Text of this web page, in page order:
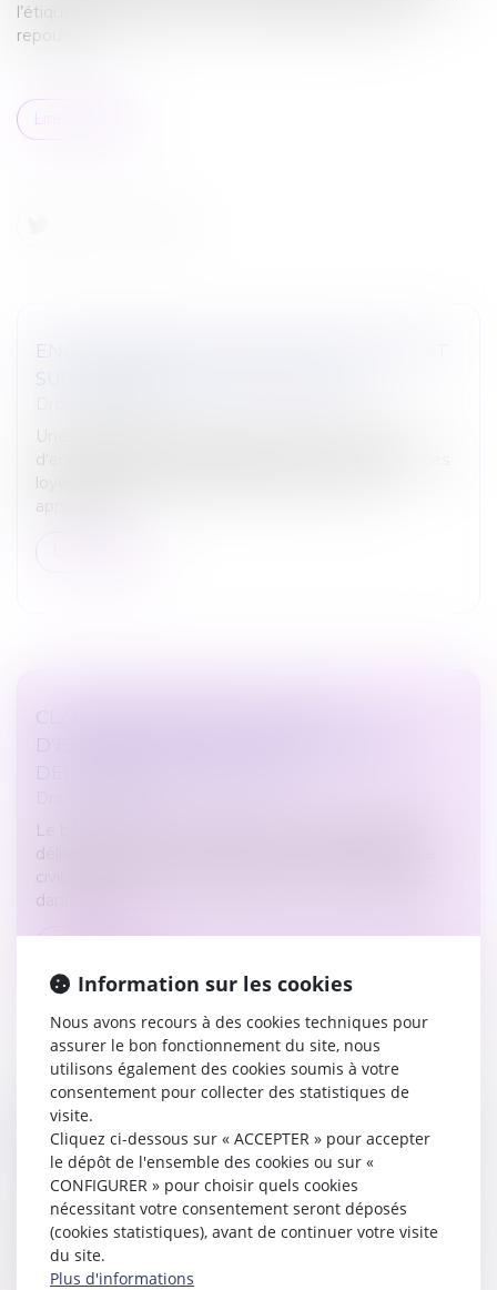
l’étiquette énergie, prévue pour 2025, pourrait être
repoussée...
Lire la suite
ENCADREMENT DES LOYERS : PETIT POINT
SUR LES SANCTIONS APPLICABLES
Une réponse ministérielle récapitule les moyens
d'encourager et de faire respecter l'encadrement des
loyers des logements dans les zones où il est
applicable...
CLAUSE DE NON-RECOURS : PAS
D’EXONÉRATION DE L’OBLIGATION DE
DÉLIVRANCE DU BAILLEUR
Le bailleur ne peut s’exonérer de son obligation de
délivrance, prévue aux articles 1719 et 1720 du Code
civil, au moyen d’une clause de non-recours insérée
dans le bail...
DIAGNOSTIC DE PERFORMANCE
ÉNERGÉTIQUE : UN PLAN POUR RESTAURER
LA CONFIANCE
Droit immobilier
Le diagnostic de performance énergétique (DPE) fait
l'objet d'un plan ambitieux du Gouvernement afin de
restaurer la confiance dans cet outil...
Information sur les cookies
Nous avons recours à des cookies techniques pour
assurer le bon fonctionnement du site, nous
utilisons également des cookies soumis à votre
consentement pour collecter des statistiques de
visite.
Cliquez ci-dessous sur « ACCEPTER » pour accepter
le dépôt de l'ensemble des cookies ou sur «
CONFIGURER » pour choisir quels cookies
nécessitant votre consentement seront déposés
(cookies statistiques), avant de continuer votre visite
du site.
Plus d'informations